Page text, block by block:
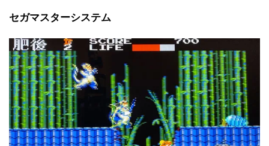
セガマスターシステム